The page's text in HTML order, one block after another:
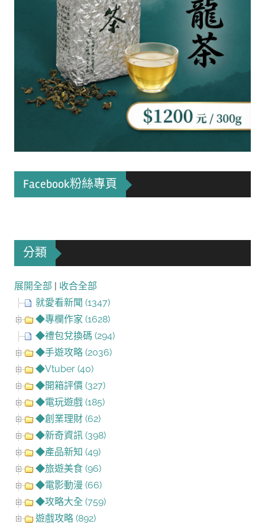
Facebook粉絲專頁
分類
展開全部 | 收合全部
就愛看新聞 (1347)
◆專欄作家 (1628)
◆禮包兌換碼 (294)
◆手遊攻略 (2036)
◆Vtuber (40)
◆開箱評價 (327)
◆電玩遊戲 (185)
◆創業理財 (62)
◆新奇資訊 (398)
◆產品新知 (49)
◆旅遊美食 (96)
◆電影動漫 (66)
◆攻略大全 (759)
遊戲攻略 (892)